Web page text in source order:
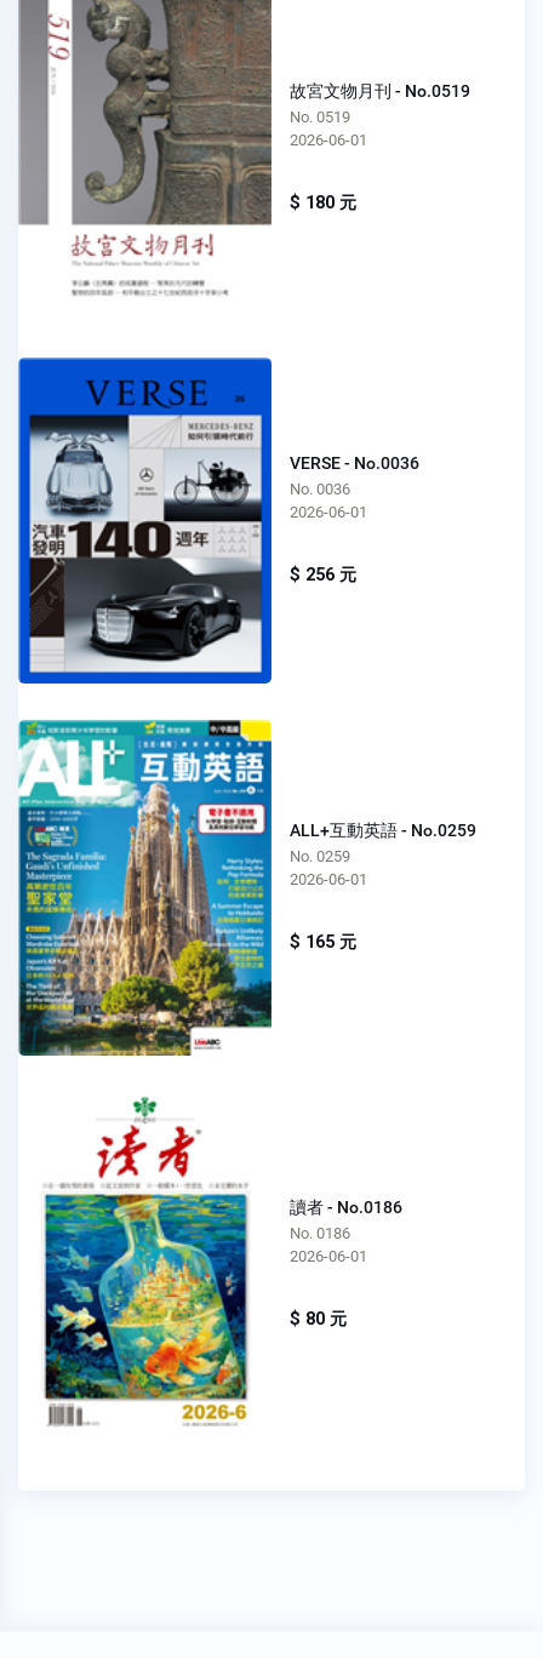
故宮文物月刊 - No.0519
No. 0519
2026-06-01
$ 180 元
VERSE - No.0036
No. 0036
2026-06-01
$ 256 元
ALL+互動英語 - No.0259
No. 0259
2026-06-01
$ 165 元
讀者 - No.0186
No. 0186
2026-06-01
$ 80 元